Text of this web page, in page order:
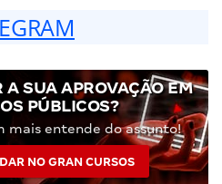
A SUA APROVAÇÃO EM
PÚBLICOS?
mais entende do assunto!
NO GRAN CURSOS